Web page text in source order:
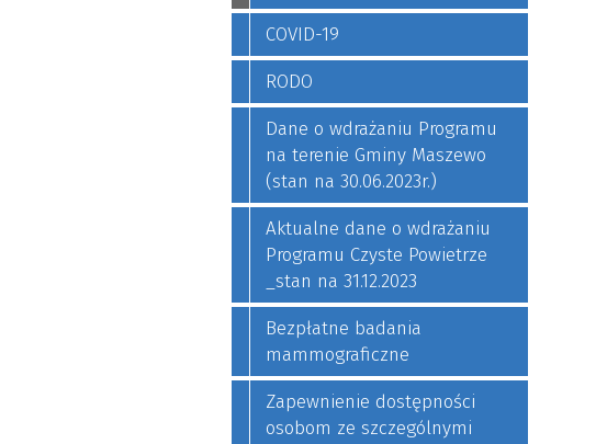
COVID-19
RODO
Dane o wdrażaniu Programu
na terenie Gminy Maszewo
(stan na 30.06.2023r.)
Aktualne dane o wdrażaniu
Programu Czyste Powietrze
_stan na 31.12.2023
Bezpłatne badania
mammograficzne
Zapewnienie dostępności
osobom ze szczególnymi